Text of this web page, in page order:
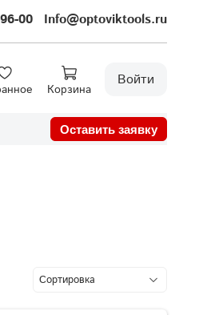
00 Info@optoviktools.ru
Корзина
Войти
Оставить заявку